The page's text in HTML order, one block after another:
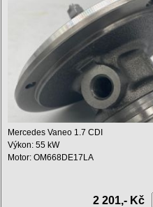
Mercedes Vaneo 1.7 CDI
Výkon: 55 kW
Motor: OM668DE17LA
2 201,- Kč